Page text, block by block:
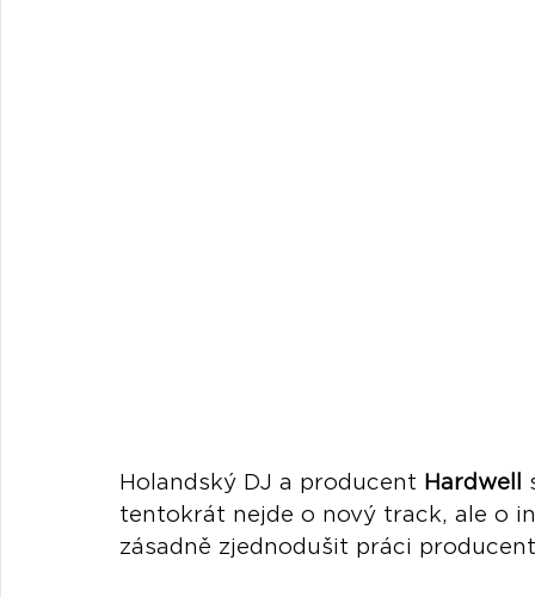
Holandský DJ a producent Hardwell
tentokrát nejde o nový track, ale o
zásadně zjednodušit práci